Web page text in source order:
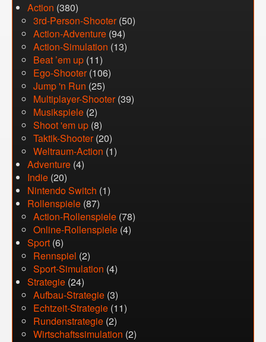
Action (380)
3rd-Person-Shooter(50)
Action-Adventure (94)
Action-Simulation (13)
Beat ’em up (11)
Ego-Shooter(106)
Jump 'n Run (25)
Multiplayer-Shooter(39)
Musikspiele (2)
Shoot 'em up (8)
Taktik-Shooter(20)
Weltraum-Action (1)
Adventure (4)
Indie (20)
Nintendo Switch (1)
Rollenspiele (87)
Action-Rollenspiele (78)
Online-Rollenspiele (4)
Sport (6)
Rennspiel (2)
Sport-Simulation (4)
Strategie (24)
Aufbau-Strategie (3)
Echtzeit-Strategie (11)
Rundenstrategie (2)
Wirtschaftssimulation (2)